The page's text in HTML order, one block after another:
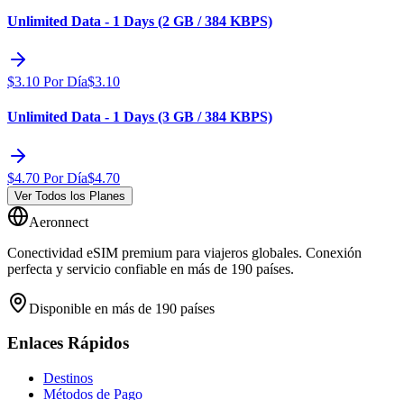
Unlimited Data - 1 Days (2 GB / 384 KBPS)
$3.10 Por Día$3.10
Unlimited Data - 1 Days (3 GB / 384 KBPS)
$4.70 Por Día$4.70
Ver Todos los Planes
Aeronnect
Conectividad eSIM premium para viajeros globales. Conexión
perfecta y servicio confiable en más de 190 países.
Disponible en más de 190 países
Enlaces Rápidos
Destinos
Métodos de Pago